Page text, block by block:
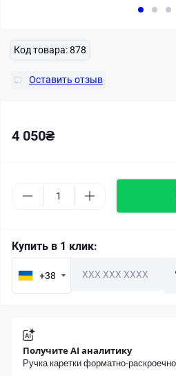
Код товара:878
Оставить отзыв
4 050₴
Купить в 1 клик:
+38
Получите AI аналитику
Ручка каретки форматно-